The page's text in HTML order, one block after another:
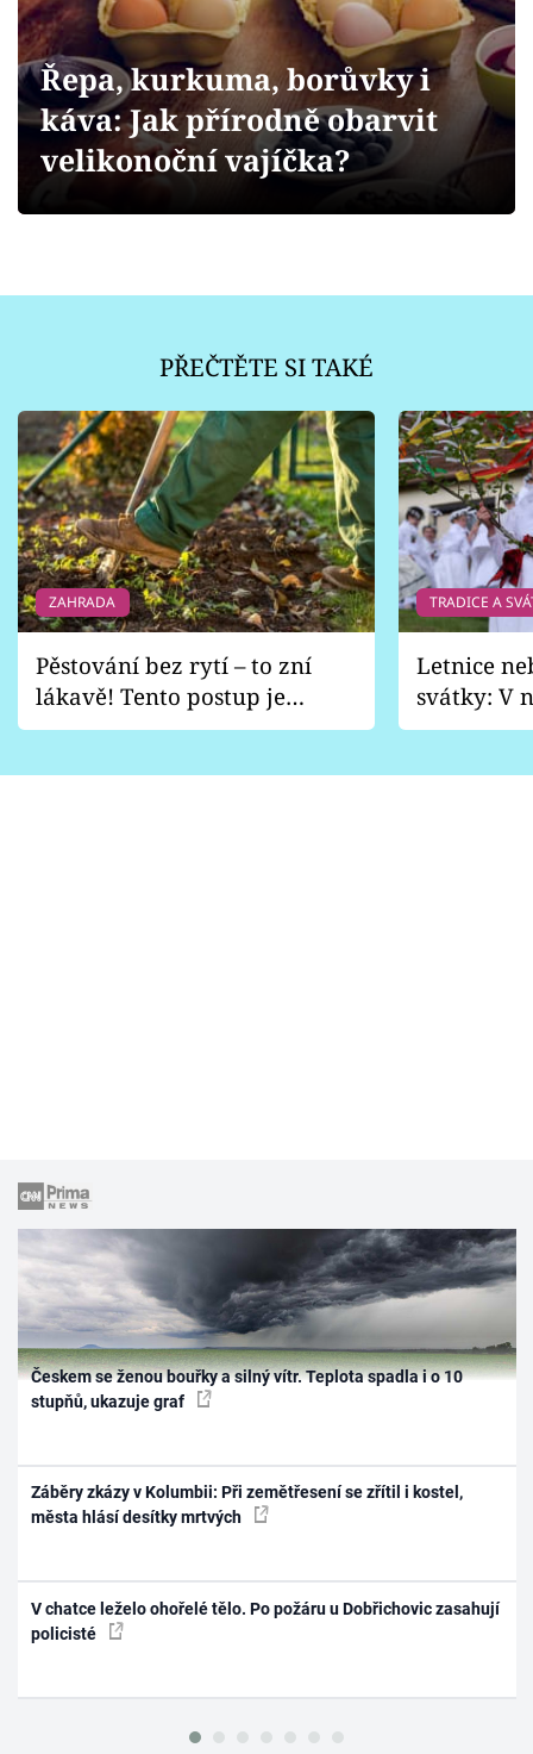
Přihlášení
Sledujte nás
Řepa, kurkuma, borůvky i
káva: Jak přírodně obarvit
velikonoční vajíčka?
PŘEČTĚTE SI TAKÉ
ZAHRADA
Pěstování bez rytí – to zní
lákavě! Tento postup je
vhodný jen pro některé
TRADICE A
Letnice
svátky: V
pondělí
Českem se ženou bouřky a silný vítr. Teplota spadla i o 10
stupňů, ukazuje graf
Záběry zkázy v Kolumbii: Při zemětřesení se zřítil i kostel,
města hlásí desítky mrtvých
V chatce leželo ohořelé tělo. Po požáru u Dobřichovic zasahují
policisté